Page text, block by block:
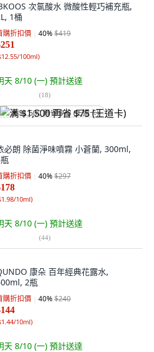
次氯酸水 微酸性輕巧補充瓶,
1桶
購折扣價 40%$419
100ml)
天 8/10 (一) 預計送達
(18)
满 $1,500 再省 $75 (王道卡)
必朗 除菌淨味噴霧 小蒼蘭, 300ml,
購折扣價 40%$297
10ml)
天 8/10 (一) 預計送達
(44)
康朵 百年經典花露水,
2瓶
購折扣價 40%$240
10ml)
天 8/10 (一) 預計送達